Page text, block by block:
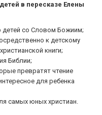
в пересказе Елены
детей со Словом Божиим;
к детскому
книги;
Библии;
превратят чтение
для ребенка
самых юных христиан.